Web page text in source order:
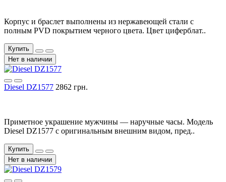
Корпус и браслет выполнены из нержавеющей стали с
полным PVD покрытием черного цвета. Цвет циферблат..
Купить
Нет в наличии
Diesel DZ1577 2862 грн.
Приметное украшение мужчины — наручные часы. Модель
Diesel DZ1577 с оригинальным внешним видом, пред..
Купить
Нет в наличии